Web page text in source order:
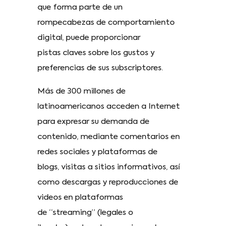
que forma parte de un
rompecabezas de comportamiento
digital, puede proporcionar
pistas claves sobre los gustos y
preferencias de sus subscriptores.
Más de 300 millones de
latinoamericanos acceden a Internet
para expresar su demanda de
contenido, mediante comentarios en
redes sociales y plataformas de
blogs, visitas a sitios informativos, así
como descargas y reproducciones de
videos en plataformas
de “streaming” (legales o